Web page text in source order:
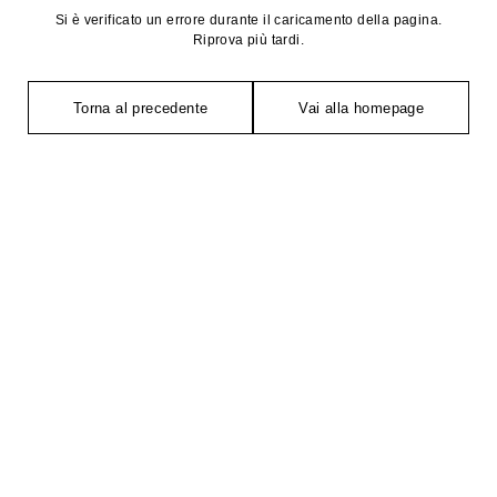
Si è verificato un errore durante il caricamento della pagina.
Riprova più tardi.
Torna al precedente Vai alla homepage